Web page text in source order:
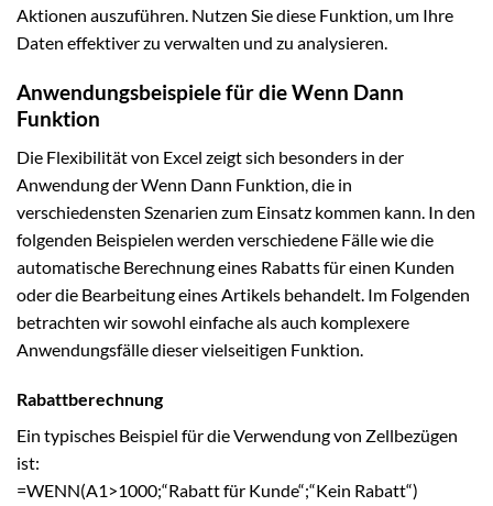
Aktionen auszuführen. Nutzen Sie diese Funktion, um Ihre
Daten effektiver zu verwalten und zu analysieren.
Anwendungsbeispiele für die Wenn Dann
Funktion
Die Flexibilität von Excel zeigt sich besonders in der
Anwendung der Wenn Dann Funktion, die in
verschiedensten Szenarien zum Einsatz kommen kann. In den
folgenden Beispielen werden verschiedene Fälle wie die
automatische Berechnung eines Rabatts für einen Kunden
oder die Bearbeitung eines Artikels behandelt. Im Folgenden
betrachten wir sowohl einfache als auch komplexere
Anwendungsfälle dieser vielseitigen Funktion.
Rabattberechnung
Ein typisches Beispiel für die Verwendung von Zellbezügen
ist:
=WENN(A1>1000;“Rabatt für Kunde“;“Kein Rabatt“)